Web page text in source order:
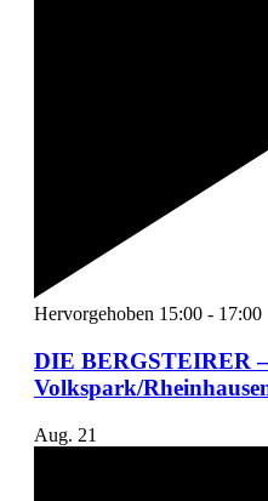
Hervorgehoben 15:00 - 17:00
DIE BERGSTEIRER
Volkspark/
Aug. 21